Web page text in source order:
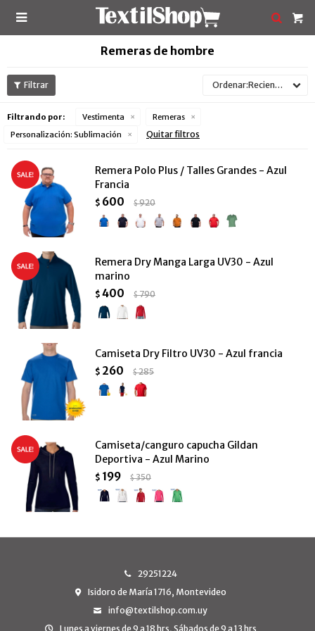

Remeras de hombre
Recientes
Filtrando por: Vestimenta
Remeras
Personalización: Sublimación Quitar filtros
Remera Polo Plus / Talles Grandes - Azul
Francia
$ 600 $920
Remera Dry Manga Larga UV30 - Azul
marino
$ 400 $790
Camiseta Dry Filtro UV30 - Azul francia
$ 260 $285
Camiseta/canguro capucha Gildan
Deportiva - Azul Marino
$ 199 $350
29251224
Isidoro de María 1716, Montevideo
info@textilshop.com.uy
Lunes a viernes de 9 a 18 hrs, Sábados de 9 a 13 hrs